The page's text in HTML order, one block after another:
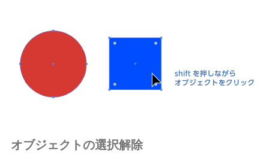
オブジェクトの選択解除